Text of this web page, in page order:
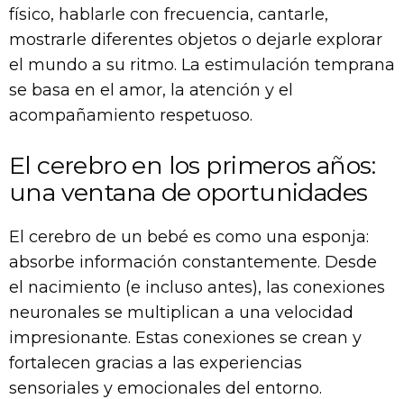
físico, hablarle con frecuencia, cantarle,
mostrarle diferentes objetos o dejarle explorar
el mundo a su ritmo. La estimulación temprana
se basa en el amor, la atención y el
acompañamiento respetuoso.
El cerebro en los primeros años:
una ventana de oportunidades
El cerebro de un bebé es como una esponja:
absorbe información constantemente. Desde
el nacimiento (e incluso antes), las conexiones
neuronales se multiplican a una velocidad
impresionante. Estas conexiones se crean y
fortalecen gracias a las experiencias
sensoriales y emocionales del entorno.